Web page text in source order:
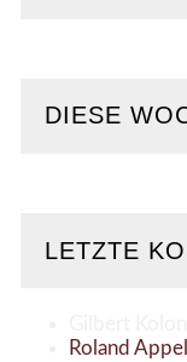
DIESE
LETZTE
Roland Appel